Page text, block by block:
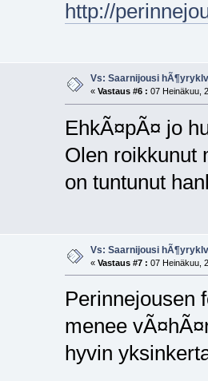
http://
Vs: Saarnijousi
« Vastaus #6 : 07 Heinäkuu,
EhkÃ¤pÃ¤ jo
Olen roikkunut
on tuntunut
Vs: Saarnijousi
« Vastaus #7 : 07 Heinäkuu,
Perinnejousen
menee
hyvin